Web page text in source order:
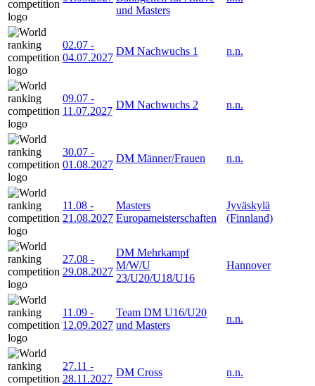
und Masters
02.07 -
04.07.2027
DM Nachwuchs 1 n.n.
09.07 -
11.07.2027
DM Nachwuchs 2 n.n.
30.07 -
01.08.2027
DM Männer/Frauen n.n.
11.08 -
21.08.2027
Masters
Europameisterschaften
Jyväskylä
(Finnland)
27.08 -
29.08.2027
DM Mehrkampf
M/W/U
23/U20/U18/U16
Hannover
11.09 -
12.09.2027
Team DM U16/U20
und Masters
n.n.
27.11 -
28.11.2027
DM Cross n.n.